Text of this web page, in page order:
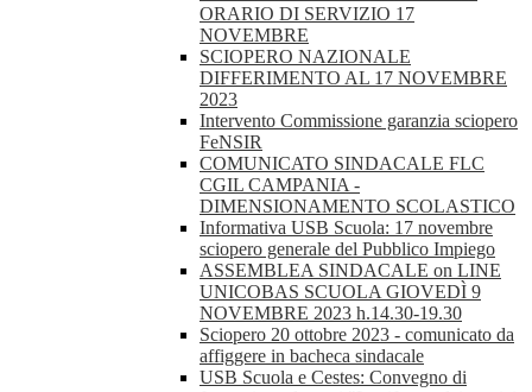
ORARIO DI SERVIZIO 17
NOVEMBRE
SCIOPERO NAZIONALE
DIFFERIMENTO AL 17 NOVEMBRE
2023
Intervento Commissione garanzia sciopero
FeNSIR
COMUNICATO SINDACALE FLC
CGIL CAMPANIA -
DIMENSIONAMENTO SCOLASTICO
Informativa USB Scuola: 17 novembre
sciopero generale del Pubblico Impiego
ASSEMBLEA SINDACALE on LINE
UNICOBAS SCUOLA GIOVEDÌ 9
NOVEMBRE 2023 h.14.30-19.30
Sciopero 20 ottobre 2023 - comunicato da
affiggere in bacheca sindacale
USB Scuola e Cestes: Convegno di